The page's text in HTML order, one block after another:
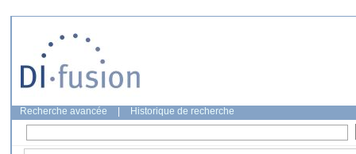
Recherche avancée Historique de recherche